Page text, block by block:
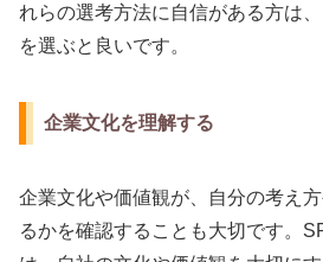
れらの選考方法に自信がある方は
を選ぶと良いです。
企業文化を理解する
企業文化や価値観が、自分の考え
るかを確認することも大切です。